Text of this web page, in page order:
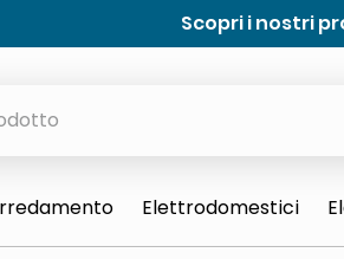
Scopri i nostri
Elettrodomestici